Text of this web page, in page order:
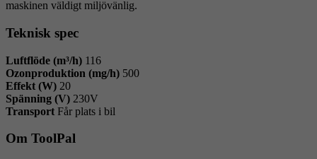
maskinen väldigt miljövänlig.
Teknisk spec
Luftflöde (m³/h) 116
Ozonproduktion (mg/h) 500
Effekt (W) 20
Spänning (V) 230V
Transport Får plats i bil
Om ToolPal